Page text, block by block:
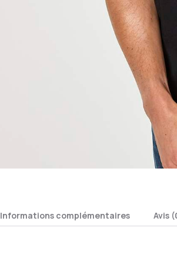
Informations complémentaires Avis